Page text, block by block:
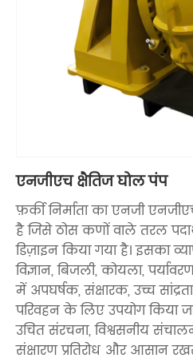
एनजीएच क्षैतिज घोल पंप
फ़र्की निर्माता का एनजी
है जिसे ठोस कणों वाले तरल
डिज़ाइन किया गया है। इसका
विज्ञान, बिजली, कोयला,
में अपघर्षक, संक्षारक, उच्च
परिवहन के लिए उपयोग किया
उचित संरचना, विश्वसनीय
संक्षारण प्रतिरोध और आसान